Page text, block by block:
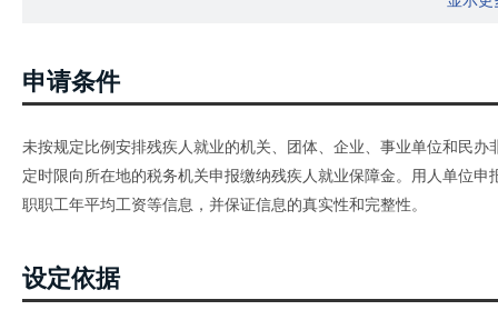
申请条件
未按规定比例安排残疾人就业的机关、团体、企业、事业单位和民
定时限向所在地的税务机关申报缴纳残疾人就业保障金。用人单位
职职工年平均工资等信息，并保证信息的真实性和完整性。
设定依据